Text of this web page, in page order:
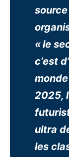
source
« le
c’est
monde
2025,
ultra
les